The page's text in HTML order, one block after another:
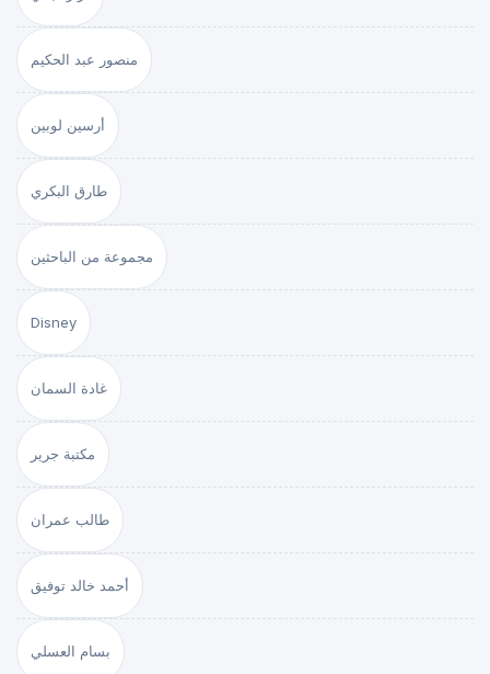
منصور عبد الحكيم
أرسين لوبين
طارق البكري
مجموعة من الباحثين
Disney
غادة السمان
مكتبة جرير
طالب عمران
أحمد خالد توفيق
بسام العسلي